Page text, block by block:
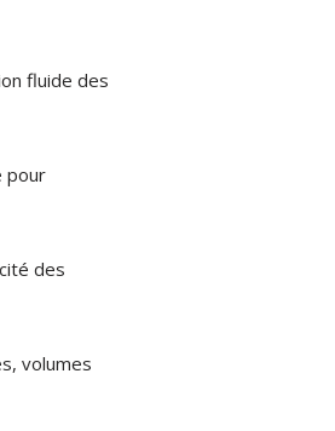
fluide des
pour
des
volumes